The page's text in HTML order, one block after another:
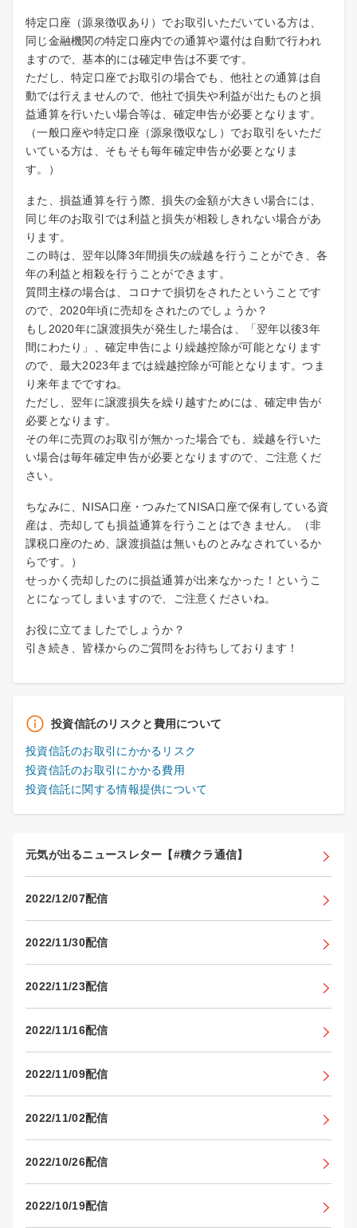
特定口座（源泉徴収あり）でお取引いただいている方は、
同じ金融機関の特定口座内での通算や還付は自動で行われ
ますので、基本的には確定申告は不要です。
ただし、特定口座でお取引の場合でも、他社との通算は自
動では行えませんので、他社で損失や利益が出たものと損
益通算を行いたい場合等は、確定申告が必要となります。
（一般口座や特定口座（源泉徴収なし）でお取引をいただ
いている方は、そもそも毎年確定申告が必要となりま
す。）
また、損益通算を行う際、損失の金額が大きい場合には、
同じ年のお取引では利益と損失が相殺しきれない場合があ
ります。
この時は、翌年以降3年間損失の繰越を行うことができ、各
年の利益と相殺を行うことができます。
質問主様の場合は、コロナで損切をされたということです
ので、2020年頃に売却をされたのでしょうか？
もし2020年に譲渡損失が発生した場合は、「翌年以後3年
間にわたり」、確定申告により繰越控除が可能となります
ので、最大2023年までは繰越控除が可能となります。つま
り来年までですね。
ただし、翌年に譲渡損失を繰り越すためには、確定申告が
必要となります。
その年に売買のお取引が無かった場合でも、繰越を行いた
い場合は毎年確定申告が必要となりますので、ご注意くだ
さい。
ちなみに、NISA口座・つみたてNISA口座で保有している資
産は、売却しても損益通算を行うことはできません。（非
課税口座のため、譲渡損益は無いものとみなされているか
らです。）
せっかく売却したのに損益通算が出来なかった！というこ
とになってしまいますので、ご注意くださいね。
お役に立てましたでしょうか？
引き続き、皆様からのご質問をお待ちしております！
投資信託のリスクと費用について
投資信託のお取引にかかるリスク
投資信託のお取引にかかる費用
投資信託に関する情報提供について
元気が出るニュースレター【#積クラ通信】
2022/12/07配信
2022/11/30配信
2022/11/23配信
2022/11/16配信
2022/11/09配信
2022/11/02配信
2022/10/26配信
2022/10/19配信